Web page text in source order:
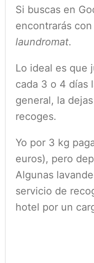
Si buscas en
encontrarás
laundromat.
Lo ideal es que
cada 3 o 4 días
general, la
recoges.
Yo por 3 kg
euros), pero
Algunas
servicio de
hotel por un